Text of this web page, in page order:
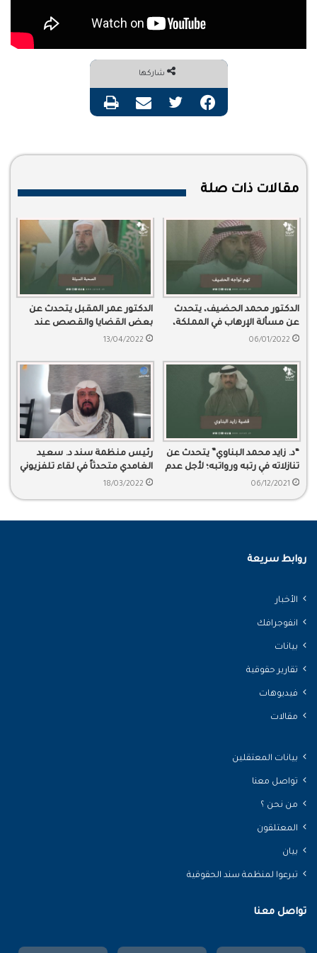
شاركها
فيسبوك تويتر مشاركة عبر البريد طباعة
مقالات ذات صلة
الدكتور محمد الحضيف، يتحدث
عن مسألة الإرهاب في المملكة،
وتهم الإرهاب التي تلاحق البعض.
06/01/2022
الدكتور عمر المقبل يتحدث عن
بعض القضايا والقصص عند
مقابلته لسجناء المخدرات
13/04/2022
“د. زايد محمد البناوي” يتحدث عن
تنازلاته في رتبه ورواتبه؛ لأجل عدم
الفتنة ولأجل بلده.
06/12/2021
رئيس منظمة سند د. سعيد
الغامدي متحدثاً في لقاء تلفزيوني
عن زيارة جونسون للسعودية في
18/03/2022
روابط سريعة
الأخبار
انفوجرافك
بيانات
تقارير حقوقية
فيديوهات
مقالات
بيانات المعتقلين
تواصل معنا
من نحن ؟
المعتلقون
بيان
تبرعوا لمنظمة سند الحقوقية
تواصل معنا